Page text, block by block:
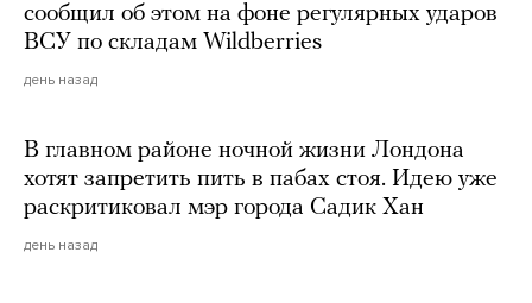
сообщил об этом на фоне регулярных ударов
ВСУ по складам Wildberries
день назад
В главном районе ночной жизни Лондона
хотят запретить пить в пабах стоя. Идею уже
раскритиковал мэр города Садик Хан
день назад